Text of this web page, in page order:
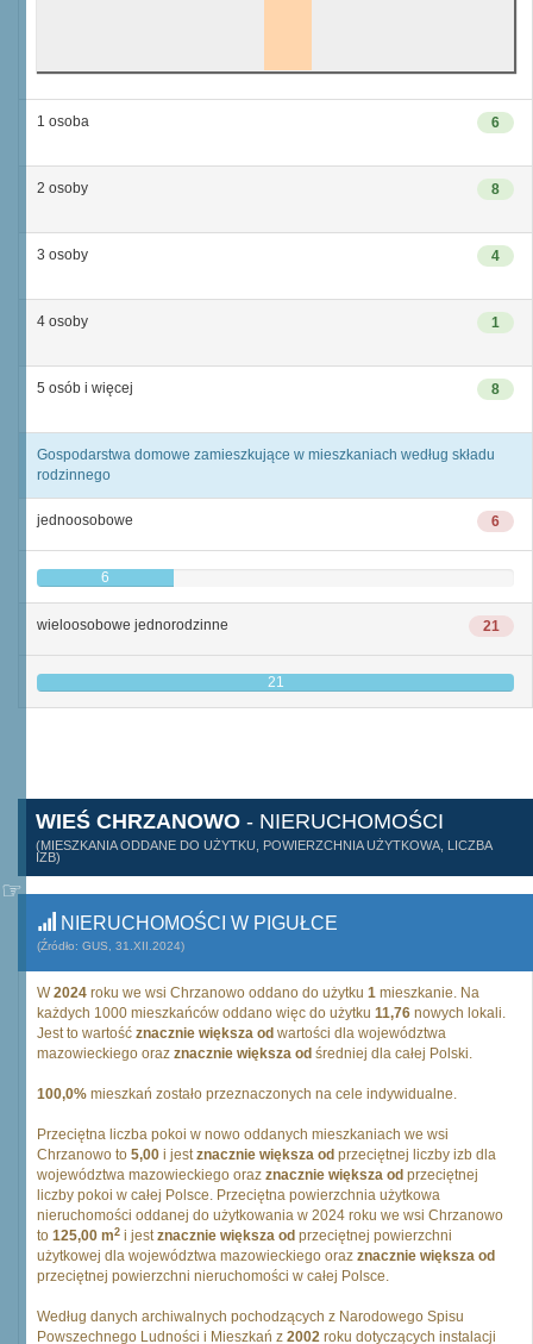
6
1 osoba
8
2 osoby
4
3 osoby
1
4 osoby
8
5 osób i więcej
Gospodarstwa domowe zamieszkujące w mieszkaniach według składu
rodzinnego
6
jednoosobowe
6
21
wieloosobowe jednorodzinne
21
WIEŚ CHRZANOWO - NIERUCHOMOŚCI
(MIESZKANIA ODDANE DO UŻYTKU, POWIERZCHNIA UŻYTKOWA, LICZBA
IZB)
NIERUCHOMOŚCI W PIGUŁCE
(Źródło: GUS, 31.XII.2024)
W2024 roku we wsi Chrzanowo oddano do użytku 1 mieszkanie. Na
każdych 1000 mieszkańców oddano więc do użytku 11,76 nowych lokali.
Jest to wartość znacznie większa od wartości dla województwa
mazowieckiego oraz znacznie większa od średniej dla całej Polski.
100,0% mieszkań zostało przeznaczonych na cele indywidualne.
Przeciętna liczba pokoi w nowo oddanych mieszkaniach we wsi
Chrzanowo to 5,00 i jestznacznie większa od przeciętnej liczby izb dla
województwa mazowieckiego oraz znacznie większa od przeciętnej
liczby pokoi w całej Polsce. Przeciętna powierzchnia użytkowa
nieruchomości oddanej do użytkowania w 2024 roku we wsi Chrzanowo
to 125,00 m2 i jestznacznie większa od przeciętnej powierzchni
użytkowej dla województwa mazowieckiego oraz znacznie większa od
przeciętnej powierzchni nieruchomości w całej Polsce.
Według danych archiwalnych pochodzących z Narodowego Spisu
Powszechnego Ludności i Mieszkań z 2002 roku dotyczących instalacji